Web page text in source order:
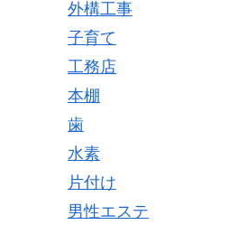
外構工事
子育て
工務店
本棚
歯
水素
片付け
男性エステ